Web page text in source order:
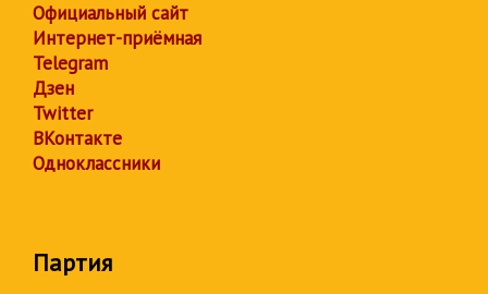
Официальный сайт
Интернет-приёмная
Telegram
Дзен
Twitter
ВКонтакте
Одноклассники
Партия